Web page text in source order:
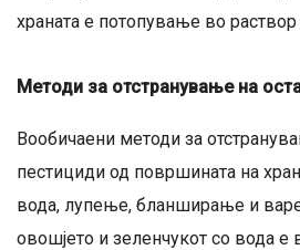
храната е потопување во
Методи за отстранување на
Вообичаени методи за
пестициди од површината на
вода, лупење, бланширање и
овошјето и зеленчукот со вода